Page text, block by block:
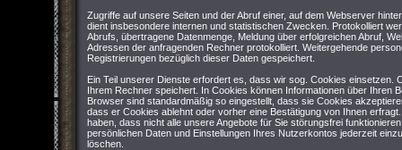
Zugriffe auf unsere Seiten und der Abruf einer, auf dem Webserver
dient insbesondere internen und statistischen Zwecken. Protokolliert
Abrufs, übertragene Datenmenge, Meldung über erfolgreichen Abruf,
Adressen der anfragenden Rechner protokolliert. Weitergehende
Registrierungen bezüglich dieser Daten gespeichert.
Ein Teil unserer Dienste erfordert es, dass wir sog. Cookies einsetzen.
Ihrem Rechner speichert. In Cookies können Informationen über Ihren
Browser sind standardmäßig so eingestellt, dass sie Cookies
dass er Cookies ablehnt oder vorher eine Bestätigung von Ihnen
haben, dass nicht alle unsere Angebote für Sie störungsfrei
persönlichen Daten und Einstellungen Ihres Nutzerkontos jederzeit
löschen.